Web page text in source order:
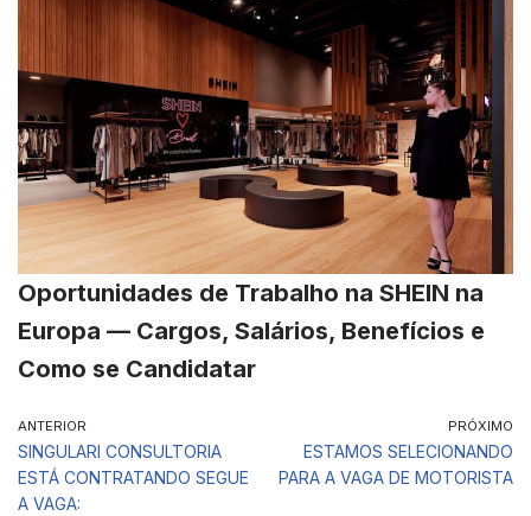
Oportunidades de Trabalho na SHEIN na
Europa — Cargos, Salários, Benefícios e
Como se Candidatar
ANTERIOR
SINGULARI CONSULTORIA
ESTÁ CONTRATANDO SEGUE
A VAGA:
PRÓXIMO
ESTAMOS SELECIONANDO
PARA A VAGA DE MOTORISTA